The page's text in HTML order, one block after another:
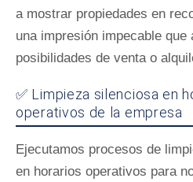
a mostrar propiedades en
una impresión impecable que
posibilidades de venta o
✅ Limpieza silenciosa en
operativos de la empresa
Ejecutamos procesos de
en horarios operativos para